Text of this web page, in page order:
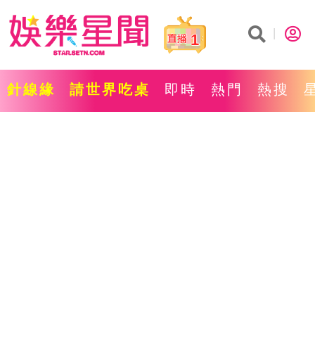
1
針線緣 請世界吃桌 即時 熱門 熱搜